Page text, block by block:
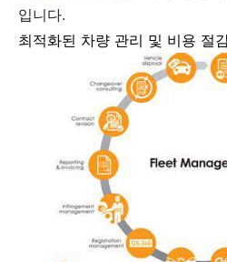
입니다.
최적화된 차량 관리 및 비용 절